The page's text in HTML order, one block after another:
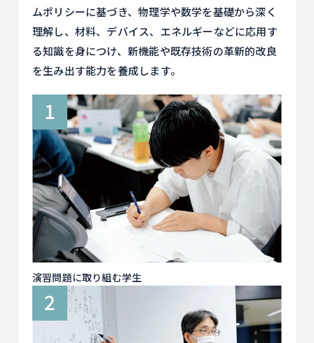
ムポリシーに基づき、物理学や数学を基礎から深く
理解し、材料、デバイス、エネルギーなどに応用す
る知識を身につけ、新機能や既存技術の革新的改良
を生み出す能力を養成します。
演習問題に取り組む学生